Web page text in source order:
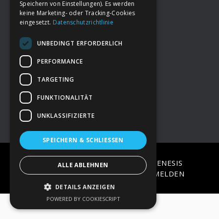
FooterDeine Spende
→ Impressum
→Kontakt zum PAO Team
COPYRIGHT © 2026 · ON
GENESIS
FRAMEWORK·WORDPRESS·ANMELDEN
Speichern von Einstellungen). Es werden
keine Marketing- oder Tracking-Cookies
eingesetzt. Datenschutzrichtlinie
UNBEDINGT ERFORDERLICH
PERFORMANCE
TARGETING
FUNKTIONALITÄT
UNKLASSIFIZIERTE
SPEICHERN & SCHLIESSEN
ALLE ABLEHNEN
DETAILS ANZEIGEN
POWERED BY COOKIESCRIPT